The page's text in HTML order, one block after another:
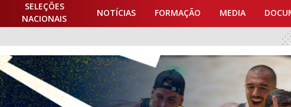
SELEÇÕES
NACIONAIS
NOTÍCIAS FORMAÇÃO MEDIA